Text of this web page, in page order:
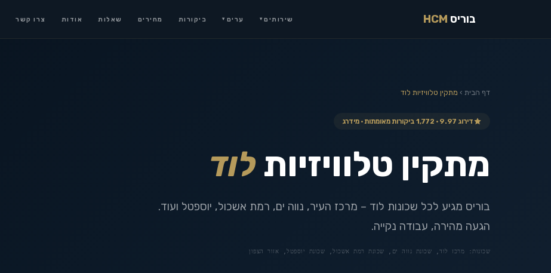
שירותים ▾ ערים ▾ ביקורות מחירים שאלות אודות צרו קשר בוריס HCM
דף הבית › מתקין טלוויזיות לוד
דירוג 9.97 · 1,772 ביקורות מאומתות · מידרג
מתקין טלוויזיות לוד
בוריס מגיע לכל שכונות לוד – מרכז העיר, נווה ים, רמת אשכול, יוספטל ועוד.
הגעה מהירה, עבודה נקייה.
שכונות: מרכז לוד, שכונת נווה ים, שכונת רמת אשכול, שכונת יוספטל, אזור הצפון